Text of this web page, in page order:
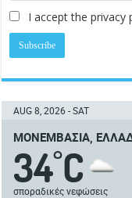
I accept the privacy
AUG 8, 2026 - SAT
ΜΟΝΕΜΒΑΣΙΆ,
34°C
σποραδικές νεφώσεις